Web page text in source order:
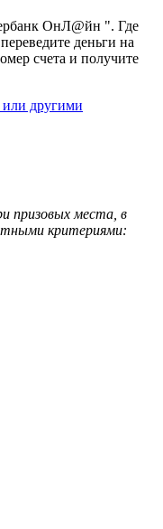
ОнЛ@йн ". Где
деньги на
счета и получите
или другими
призовых места, в
критериями: